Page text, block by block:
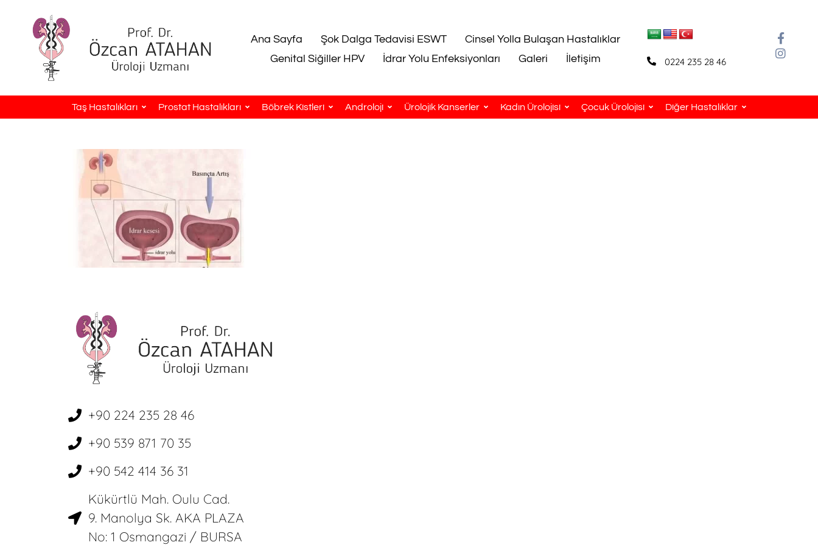
Ana Sayfa Şok Dalga Tedavisi ESWT
Cinsel Yolla Bulaşan Hastalıklar
Genital Siğiller HPV
İdrar Yolu Enfeksiyonları Galeri İletişim 0224 235 28 46
Taş Hastalıkları Prostat Hastalıkları Böbrek Kistleri Androloji Ürolojik Kanserler Kadın Ürolojisi Çocuk Ürolojisi Diğer Hastalıklar
+90 224 235 28 46
+90 539 871 70 35
+90 542 414 36 31
Kükürtlü Mah. Oulu Cad.
9. Manolya Sk. AKA PLAZA
No: 1 Osmangazi / BURSA